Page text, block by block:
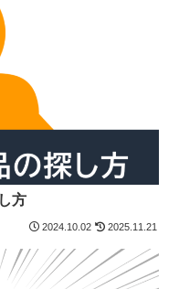
方
2024.10.02 2025.11.21